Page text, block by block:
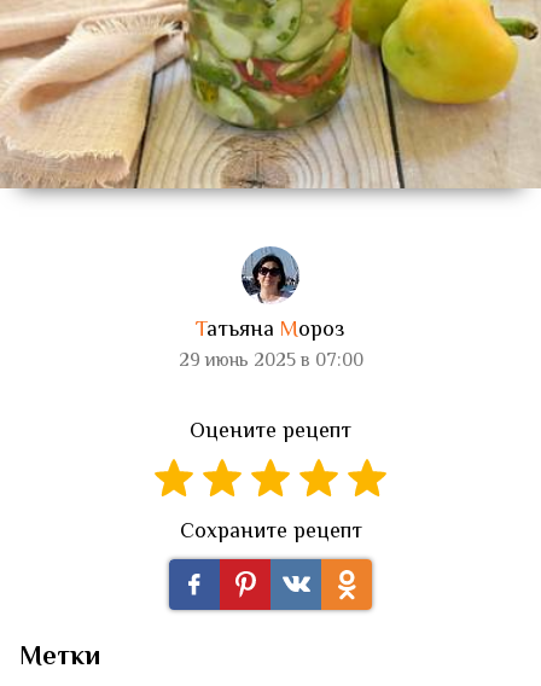
Татьяна Мороз
29 июнь 2025 в 07:00
Оцените рецепт
Сохраните рецепт
Метки